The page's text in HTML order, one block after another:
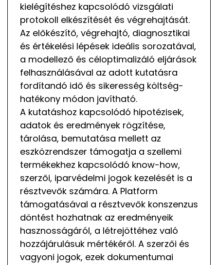
kielégítéshez kapcsolódó vizsgálati
protokoll elkészítését és végrehajtását.
Az előkészítő, végrehajtó, diagnosztikai
és értékelési lépések ideális sorozatával,
a modellező és céloptimalizáló eljárások
felhasználásával az adott kutatásra
fordítandó idő és sikeresség költség-
hatékony módon javítható.
A kutatáshoz kapcsolódó hipotézisek,
adatok és eredmények rögzítése,
tárolása, bemutatása mellett az
eszközrendszer támogatja a szellemi
termékekhez kapcsolódó know-how,
szerzői, iparvédelmi jogok kezelését is a
résztvevők számára. A Platform
támogatásával a résztvevők konszenzus
döntést hozhatnak az eredményeik
hasznosságáról, a létrejöttéhez való
hozzájárulásuk mértékéről. A szerzői és
vagyoni jogok, ezek dokumentumai